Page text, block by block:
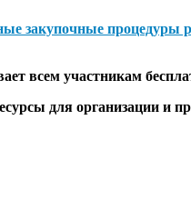
закупочные процедуры
всем участникам
для организации и